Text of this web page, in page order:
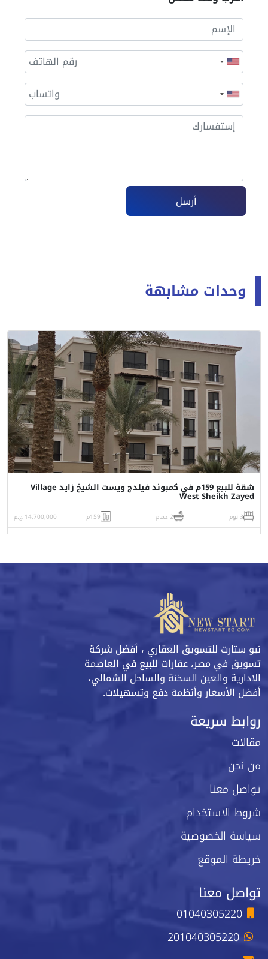
أرسل
وحدات مشابهة
شقة للبيع 159م في كمبوند فيلدج ويست الشيخ زايد Village
West Sheikh Zayed
3 نوم 2 حمام 159م 14,700,000 ج.م
نيو ستارت للتسويق العقاري ، أفضل شركة
تسويق في مصر، عقارات للبيع في العاصمة
الادارية والعين السخنة والساحل الشمالي،
أفضل الأسعار وأنظمة دفع وتسهيلات.
روابط سريعة
مقالات
من نحن
تواصل معنا
شروط الاستخدام
سياسة الخصوصية
خريطة الموقع
تواصل معنا
01040305220
201040305220